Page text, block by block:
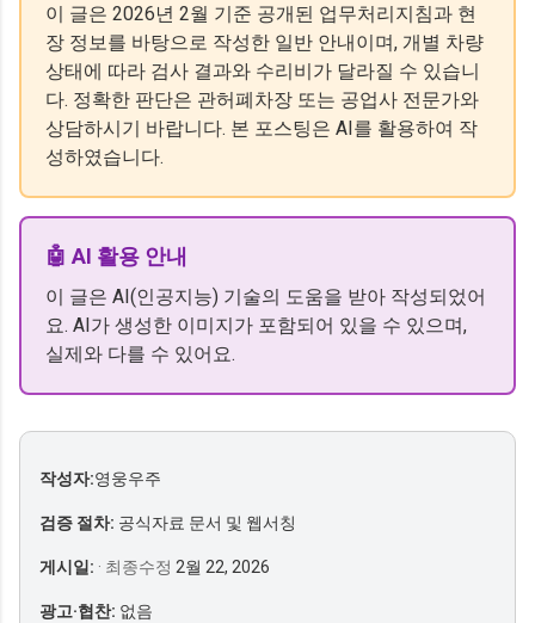
이 글은 2026년 2월 기준 공개된 업무처리지침과 현
장 정보를 바탕으로 작성한 일반 안내이며, 개별 차량
상태에 따라 검사 결과와 수리비가 달라질 수 있습니
다. 정확한 판단은 관허폐차장 또는 공업사 전문가와
상담하시기 바랍니다. 본 포스팅은 AI를 활용하여 작
성하였습니다.
🤖 AI 활용 안내
이 글은 AI(인공지능) 기술의 도움을 받아 작성되었어
요. AI가 생성한 이미지가 포함되어 있을 수 있으며,
실제와 다를 수 있어요.
작성자:영웅우주
검증 절차: 공식자료 문서 및 웹서칭
게시일: · 최종수정 2월 22, 2026
광고·협찬: 없음